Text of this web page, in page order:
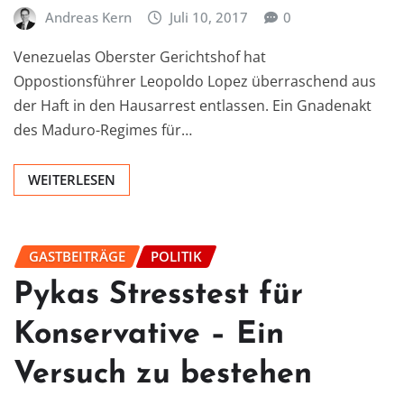
Andreas Kern Juli 10, 2017 0
Venezuelas Oberster Gerichtshof hat
Oppostionsführer Leopoldo Lopez überraschend aus
der Haft in den Hausarrest entlassen. Ein Gnadenakt
des Maduro-Regimes für…
WEITERLESEN
GASTBEITRÄGE POLITIK
Pykas Stresstest für
Konservative – Ein
Versuch zu bestehen